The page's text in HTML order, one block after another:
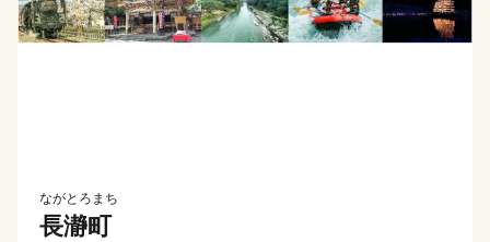
ながとろまち
長瀞町